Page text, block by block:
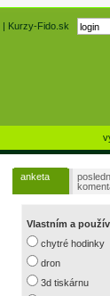
| Kurzy-Fido.sk
anketa
Vlastním a
chytré hodinky
dron
3d tiskárnu